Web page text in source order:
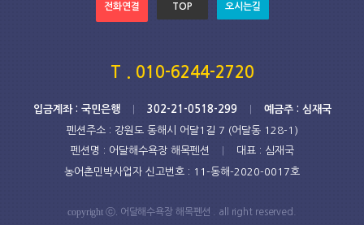
전화연결 TOP 오시는길
T . 010-6244-2720
입금계좌 : 국민은행 302-21-0518-299
예금주 : 심재국
펜션주소 : 강원도 동해시 어달1길 7 (어달동 128-1)
펜션명 : 어달해수욕장 해목펜션
대표 : 심재국
농어촌민박사업자 신고번호 : 11-동해-2020-0017호
copyright ⓒ. 어달해수욕장 해목펜션 . all right reserved.